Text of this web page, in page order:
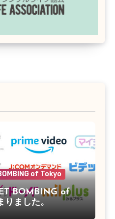
of Tokyo
BOMBING of
ました。